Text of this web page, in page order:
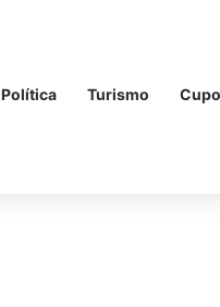
Política Turismo